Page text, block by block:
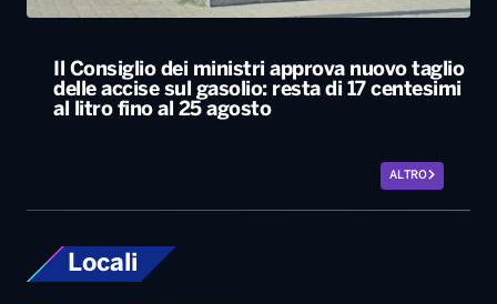
Il Consiglio dei ministri approva nuovo taglio
delle accise sul gasolio: resta di 17 centesimi
al litro fino al 25 agosto
ALTRO
Locali